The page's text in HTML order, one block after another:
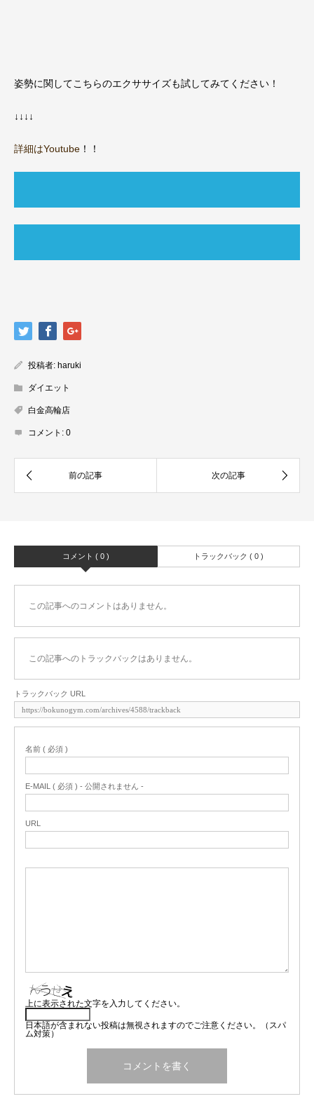
姿勢に関してこちらのエクササイズも試してみてください！
↓↓↓↓
詳細はYoutube ！！
投稿者: haruki
ダイエット
白金高輪店
コメント: 0
コメント ( 0 ) トラックバック ( 0 )
この記事へのコメントはありません。
この記事へのトラックバックはありません。
トラックバック URL
名前 ( 必須 )
E-MAIL ( 必須 ) - 公開されません -
URL
上に表示された文字を入力してください。
日本語が含まれない投稿は無視されますのでご注意ください。（スパ
ム対策）